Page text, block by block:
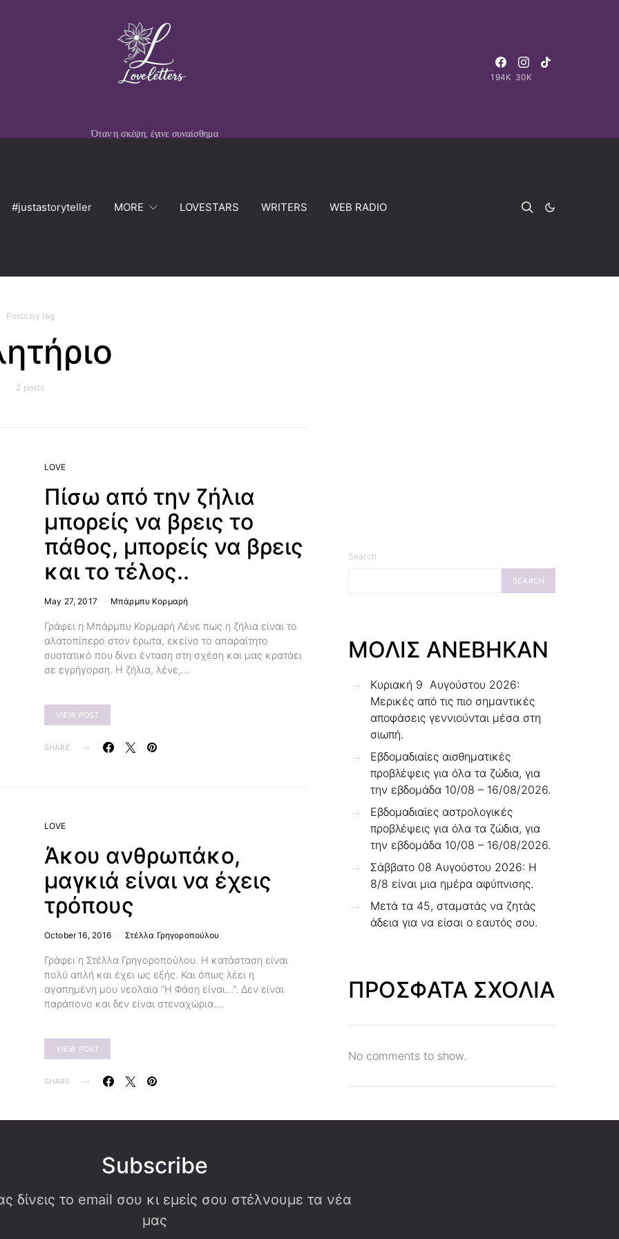
Όταν η σκέψη, έγινε συναίσθημα
194K 30K
#justastoryteller MORE LOVESTARS WRITERS WEB RADIO
Posts by tag
2 posts
LOVE
Πίσω από την ζήλια
μπορείς να βρεις το
πάθος, μπορείς να βρεις
και το τέλος..
May 27, 2017 Μπάρμπυ Κορμαρή
Γράφει η Μπάρμπυ Κορμαρή Λένε πως η ζήλια είναι το
αλατοπίπερο στον έρωτα, εκείνο το απαραίτητο
συστατικό που δίνει ένταση στη σχέση και μας κρατάει
σε εγρήγορση. Η ζήλια, λένε,…
VIEW POST
SHARE
LOVE
Άκου ανθρωπάκο,
μαγκιά είναι να έχεις
τρόπους
October 16, 2016 Στέλλα Γρηγοροπούλου
Γράφει η Στέλλα Γρηγοροπούλου. Η κατάσταση είναι
πολύ απλή και έχει ως εξής. Και όπως λέει η
αγαπημένη μου νεολαία “Η Φάση είναι…”. Δεν είναι
παράπονο και δεν είναι στεναχώρια.…
VIEW POST
SHARE
Search
SEARCH
ΜΟΛΙΣ ΑΝΕΒΗΚΑΝ
Κυριακή 9 Αυγούστου 2026:
Μερικές από τις πιο σημαντικές
αποφάσεις γεννιούνται μέσα στη
σιωπή.
Εβδομαδιαίες αισθηματικές
προβλέψεις για όλα τα ζώδια, για
την εβδομάδα 10/08 – 16/08/2026.
Εβδομαδιαίες αστρολογικές
προβλέψεις για όλα τα ζώδια, για
την εβδομάδα 10/08 – 16/08/2026.
Σάββατο 08 Αυγούστου 2026: Η
8/8 είναι μια ημέρα αφύπνισης.
Μετά τα 45, σταματάς να ζητάς
άδεια για να είσαι ο εαυτός σου.
ΠΡΟΣΦΑΤΑ ΣΧΟΛΙΑ
No comments to show.
Subscribe
δίνεις το email σου κι εμείς σου στέλνουμε τα νέα
μας